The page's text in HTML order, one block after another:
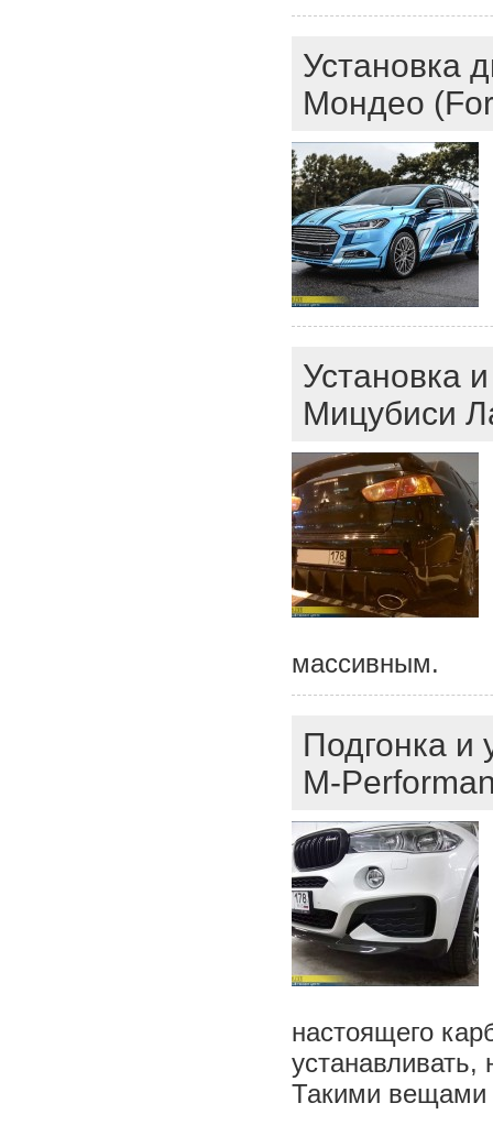
Установка
Мондео
Установка
Мицубиси
массивным.
Подгонка и
M-
настоящего
Такими вещами